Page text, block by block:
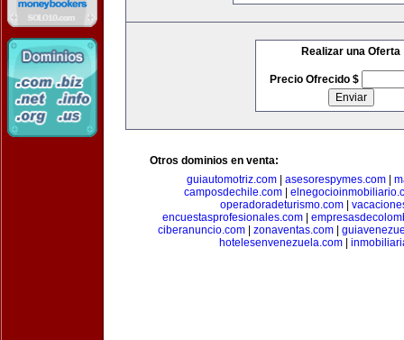
Realizar una Oferta
Precio Ofrecido $
Otros dominios en venta:
guiautomotriz.com
asesorespymes.com
camposdechile.com
operadoradeturismo.com
encuestasprofesionales.com
ciberanuncio.com| zonaventas.com|
hotelesenvenezuela.com